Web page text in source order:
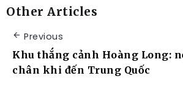
Other Articles
Previous
Khu thắng cảnh Hoàng Long:
chân khi đến Trung Quốc